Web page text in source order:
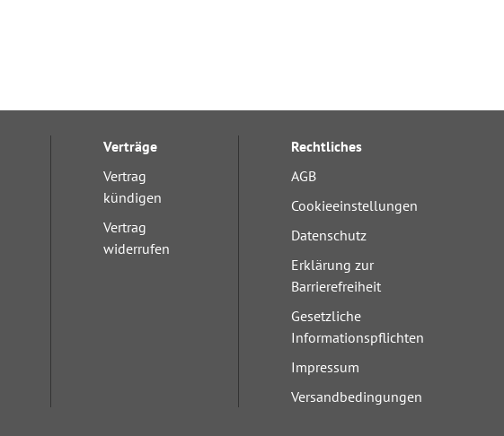
Verträge
Vertrag
kündigen
Vertrag
widerrufen
Rechtliches
AGB
Cookieeinstellungen
Datenschutz
Erklärung zur
Barrierefreiheit
Gesetzliche
Informationspflichten
Impressum
Versandbedingungen